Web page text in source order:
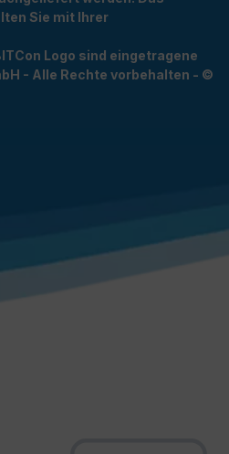
Sie mit Ihrer
Logo sind eingetragene
- Alle Rechte vorbehalten - ©